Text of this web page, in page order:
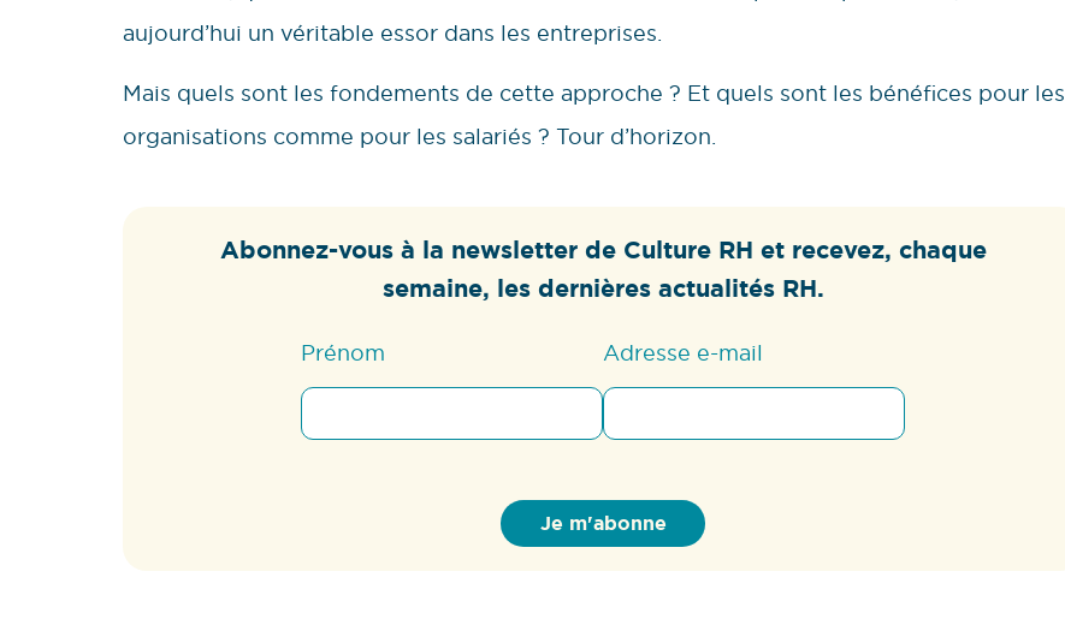
aujourd’hui un véritable essor dans les entreprises.
Mais quels sont les fondements de cette approche ? Et quels sont les bénéfices pour les
organisations comme pour les salariés ? Tour d’horizon.
Abonnez-vous à la newsletter de Culture RH et recevez, chaque
semaine, les dernières actualités RH.
Prénom Adresse e-mail